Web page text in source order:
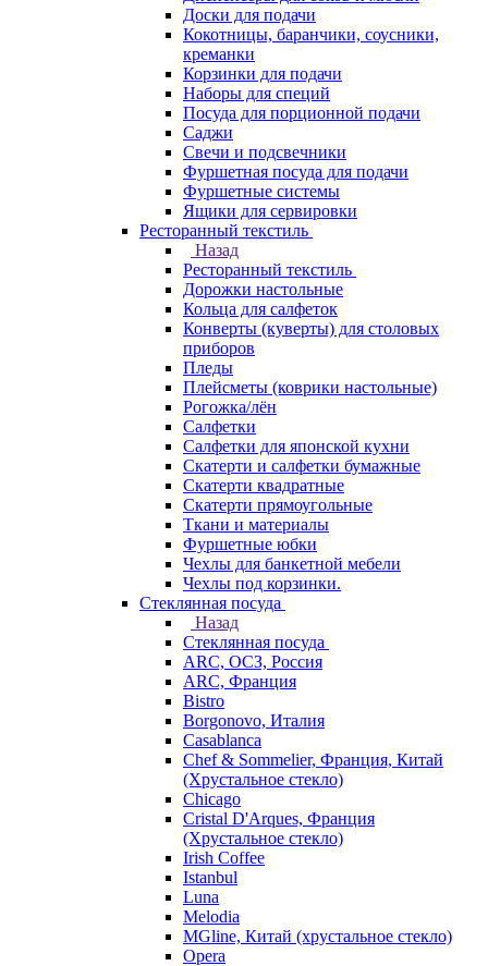
Доски для подачи
Кокотницы, баранчики, соусники,
креманки
Корзинки для подачи
Наборы для специй
Посуда для порционной подачи
Саджи
Свечи и подсвечники
Фуршетная посуда для подачи
Фуршетные системы
Ящики для сервировки
Ресторанный текстиль
Назад
Ресторанный текстиль
Дорожки настольные
Кольца для салфеток
Конверты (куверты) для столовых
приборов
Пледы
Плейсметы (коврики настольные)
Рогожка/лён
Салфетки
Салфетки для японской кухни
Скатерти и салфетки бумажные
Скатерти квадратные
Скатерти прямоугольные
Ткани и материалы
Фуршетные юбки
Чехлы для банкетной мебели
Чехлы под корзинки.
Стеклянная посуда
Назад
Стеклянная посуда
ARC, ОСЗ, Россия
ARC, Франция
Bistro
Borgonovo, Италия
Casablanca
Chef & Sommelier, Франция, Китай
(Хрустальное стекло)
Chicago
Cristal D'Arques, Франция
(Хрустальное стекло)
Irish Coffee
Istanbul
Luna
Melodia
MGline, Китай (хрустальное стекло)
Opera